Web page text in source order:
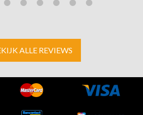
ALLE REVIEWS